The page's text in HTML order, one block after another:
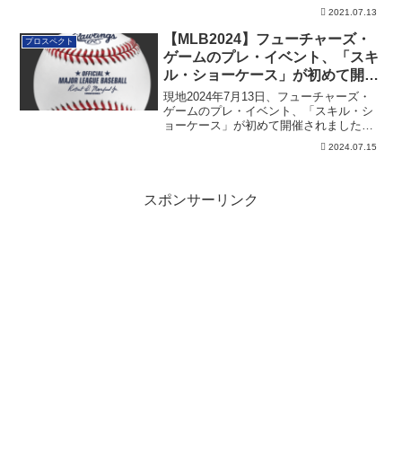
2021.07.13
プロスペクト
【MLB2024】フューチャーズ・
ゲームのプレ・イベント、「スキ
ル・ショーケース」が初めて開催
される
現地2024年7月13日、フューチャーズ・
ゲームのプレ・イベント、「スキル・シ
ョーケース」が初めて開催されました。
2024.07.15
スポンサーリンク